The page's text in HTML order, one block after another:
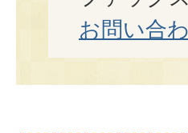
お問い合